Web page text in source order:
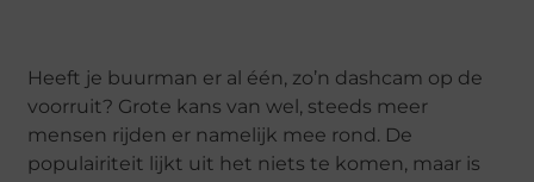
Heeft je buurman er al één, zo’n dashcam op de
voorruit? Grote kans van wel, steeds meer
mensen rijden er namelijk mee rond. De
populairiteit lijkt uit het niets te komen, maar is